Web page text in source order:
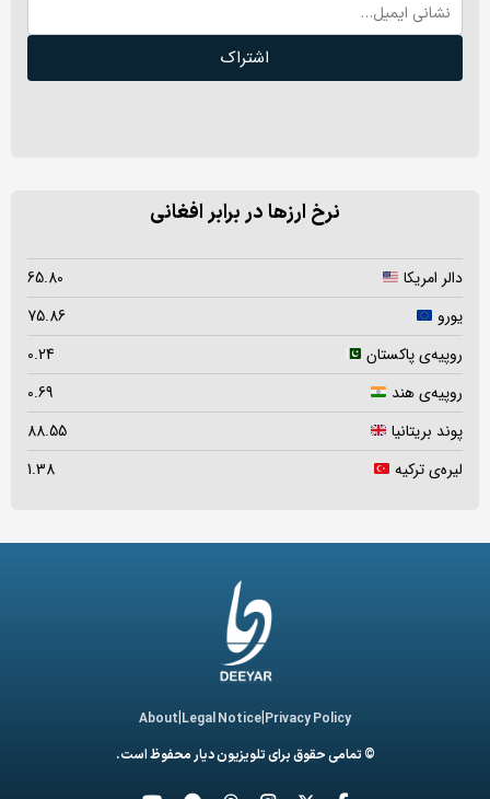
اشتراک
نرخ ارزها در برابر افغانی
دالر امریکا
65.80
یورو
75.86
روپیه‌ی پاکستان
0.24
روپیه‌ی هند
0.69
پوند بریتانیا
88.55
لیره‌ی ترکیه
1.38
Privacy Policy
|
Legal Notice
|
About
© تمامی حقوق برای تلویزیون دیار محفوظ است.